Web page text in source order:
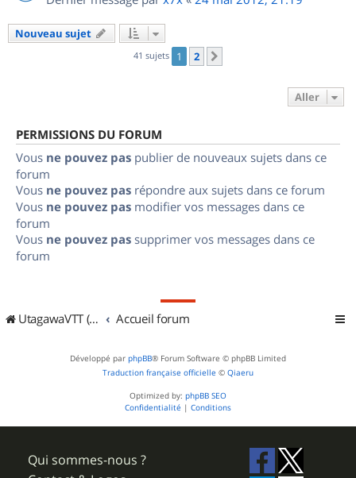
Nouveau sujet
41 sujets 1 2
Aller
PERMISSIONS DU FORUM
Vous ne pouvez pas publier de nouveaux sujets dans ce
forum
Vous ne pouvez pas répondre aux sujets dans ce forum
Vous ne pouvez pas modifier vos messages dans ce
forum
Vous ne pouvez pas supprimer vos messages dans ce
forum
UtagawaVTT (Randos VTT et VTTAE avec traces GPS) Accueil forum
Développé par phpBB® Forum Software © phpBB Limited
Traduction française officielle © Qiaeru
Optimized by: phpBB SEO
Confidentialité | Conditions
Qui sommes-nous ?